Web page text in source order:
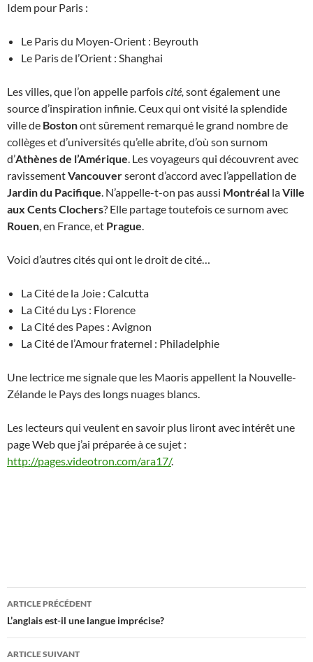
Idem pour Paris :
Le Paris du Moyen-Orient : Beyrouth
Le Paris de l’Orient : Shanghai
Les villes, que l’on appelle parfoiscité, sont également une
source d’inspiration infinie. Ceux qui ont visité la splendide
ville de Bostonont sûrement remarqué le grand nombre de
collèges et d’universités qu’elle abrite, d’où son surnom
d’Athènesde l’Amérique. Les voyageurs qui découvrent avec
ravissementVancouverseront d’accord avec l’appellation de
Jardin du Pacifique. N’appelle-t-on pas aussi Montréal laVille
aux Cents Clochers? Elle partage toutefois ce surnom avec
Rouen, en France, et Prague.
Voici d’autres cités qui ont le droit de cité…
La Cité de la Joie : Calcutta
La Cité du Lys : Florence
La Cité des Papes : Avignon
La Cité de l’Amour fraternel : Philadelphie
Une lectrice me signale que les Maoris appellent la Nouvelle-
Zélande le Pays des longs nuages blancs.
Les lecteurs qui veulent en savoir plus liront avec intérêt une
page Web que j’ai préparée à ce sujet :
http://pages.videotron.com/ara17/.
Navigation
des
articles
ARTICLE PRÉCÉDENT
L’anglais est-il une langue imprécise?
ARTICLE SUIVANT